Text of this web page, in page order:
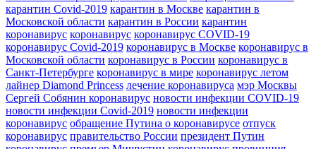
карантин Covid-2019 карантин в Москве карантин в
Московской области карантин в России карантин
коронавирус коронавирус коронавирус COVID-19
коронавирус Covid-2019 коронавирус в Москве коронавирус в
Московской области коронавирус в России коронавирус в
Санкт-Петербурге коронавирус в мире коронавирус летом
лайнер Diamond Princess лечение коронавируса мэр Москвы
Сергей Собянин коронавирус новости инфекции COVID-19
новости инфекции Covid-2019 новости инфекции
коронавирус обращение Путина о коронавирусе отпуск
коронавирус правительство России президент Путин